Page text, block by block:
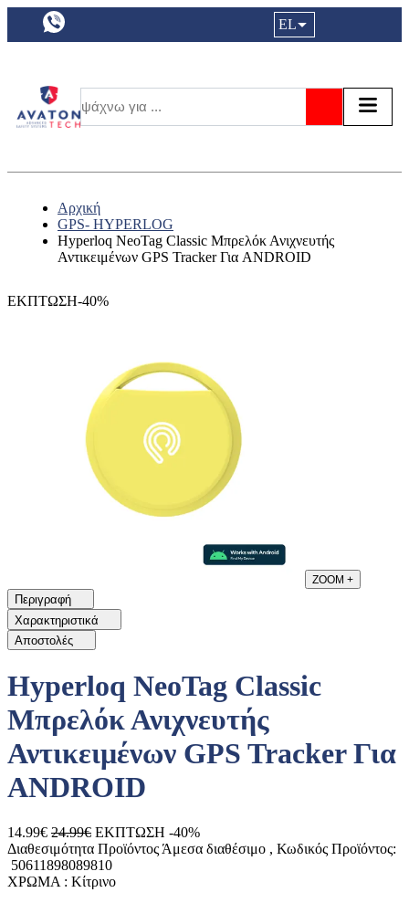
a11y.languageSelection:
EL
Αρχική
GPS- HYPERLOG
Hyperloq NeoTag Classic Μπρελόκ Ανιχνευτής
Αντικειμένων GPS Tracker Για ANDROID
ΕΚΠΤΩΣΗ-40%
ZOOM +
Περιγραφή
Χαρακτηριστικά
Αποστολές
Hyperloq NeoTag Classic
Μπρελόκ Ανιχνευτής
Αντικειμένων GPS Tracker Για
ANDROID
14.99€ 24.99€ ΕΚΠΤΩΣΗ -40%
Διαθεσιμότητα Προϊόντος Άμεσα διαθέσιμο , Κωδικός Προϊόντος:
50611898089810
ΧΡΩΜΑ : Κίτρινο